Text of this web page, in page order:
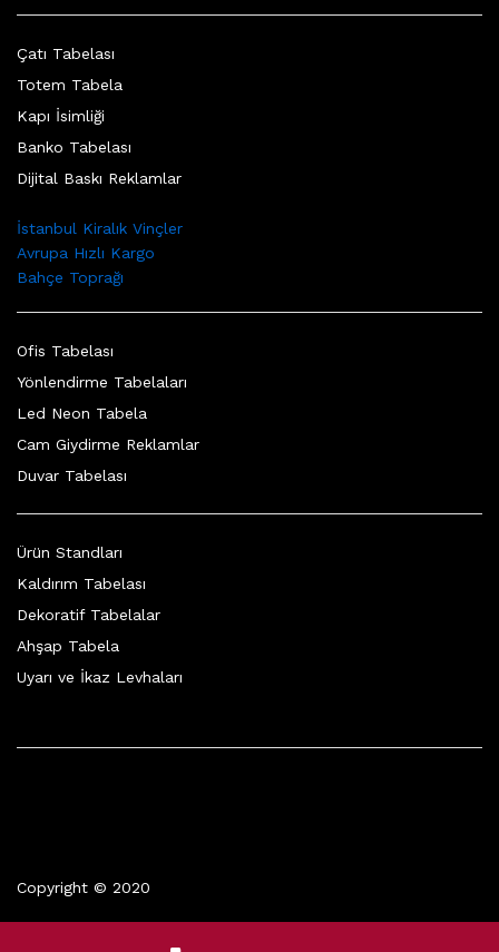
Çatı Tabelası
Totem Tabela
Kapı İsimliği
Banko Tabelası
Dijital Baskı Reklamlar
İstanbul Kiralık Vinçler
Avrupa Hızlı Kargo
Bahçe Toprağı
Ofis Tabelası
Yönlendirme Tabelaları
Led Neon Tabela
Cam Giydirme Reklamlar
Duvar Tabelası
Ürün Standları
Kaldırım Tabelası
Dekoratif Tabelalar
Ahşap Tabela
Uyarı ve İkaz Levhaları
Copyright © 2020